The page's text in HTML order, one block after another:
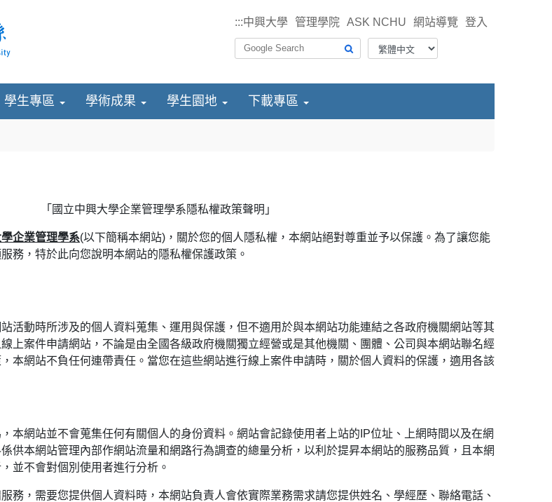
:::中興大學 管理學院 ASK NCHU 網站導覽 登入
學生專區 學術成果 學生園地 下載專區
「國立中興大學企業管理學系隱私權政策聲明」
企業管理學系(以下簡稱本網站)，關於您的個人隱私權，本網站絕對尊重並予以保護。為了讓您能
務，特於此向您說明本網站的隱私權保護政策。
活動時所涉及的個人資料蒐集、運用與保護，但不適用於與本網站功能連結之各政府機關網站等其
上案件申請網站，不論是由全國各級政府機關獨立經營或是其他機關、團體、公司與本網站聯名經
本網站不負任何連帶責任。當您在這些網站進行線上案件申請時，關於個人資料的保護，適用各該
本網站並不會蒐集任何有關個人的身份資料。網站會記錄使用者上站的IP位址、上網時間以及在網
供本網站管理內部作網站流量和網路行為調查的總量分析，以利於提昇本網站的服務品質，且本網
並不會對個別使用者進行分析。
務，需要您提供個人資料時，本網站負責人會依實際業務需求請您提供姓名、學經歷、聯絡電話、